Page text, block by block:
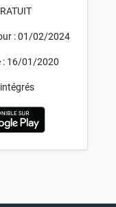
: 01/02/2024
: 16/01/2020